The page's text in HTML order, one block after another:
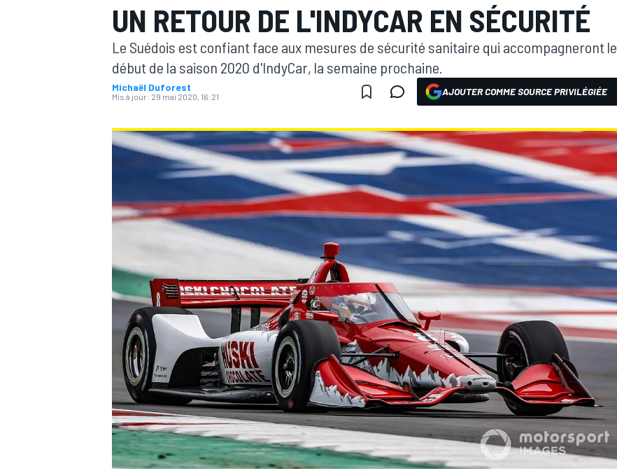
WRC
UN RETOUR DE L'INDYCAR EN SÉCURITÉ
Le Suédois est confiant face aux mesures de sécurité sanitaire qui accompagneront le
début de la saison 2020 d'IndyCar, la semaine prochaine.
Michaël Duforest
Mis à jour: 29 mai 2020, 16:21 AJOUTER COMME SOURCE PRIVILÉGIÉE